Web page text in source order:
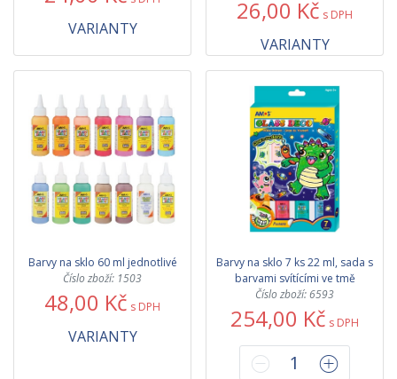
VARIANTY
26,00 Kč s DPH
VARIANTY
Barvy na sklo 60 ml jednotlivé
Číslo zboží: 1503
48,00 Kč s DPH
VARIANTY
Barvy na sklo 7 ks 22 ml, sada s
barvami svítícími ve tmě
Číslo zboží: 6593
254,00 Kč s DPH